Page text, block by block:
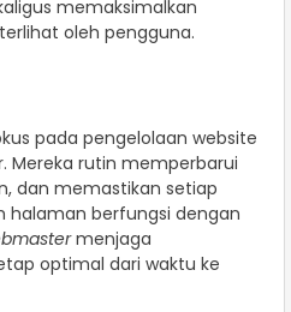
memaksimalkan
oleh pengguna.
pada pengelolaan website
Mereka rutin memperbarui
dan memastikan setiap
halaman berfungsi dengan
menjaga
optimal dari waktu ke